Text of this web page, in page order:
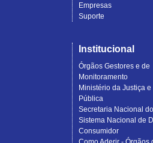
Empresas
Suporte
Institucional
Órgãos Gestores e de
Monitoramento
Ministério da Justiça
Pública
Secretaria Nacional
Sistema Nacional de
Consumidor